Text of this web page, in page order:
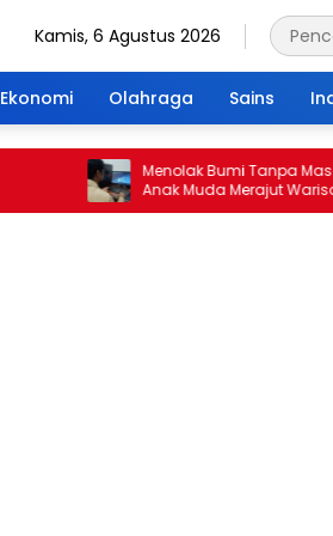
Kamis, 6 Agustus 2026
Ekonomi Olahraga Sains
Menolak Bumi Tanpa Masa
Anak Muda Merajut Warisan
Portal Waktu